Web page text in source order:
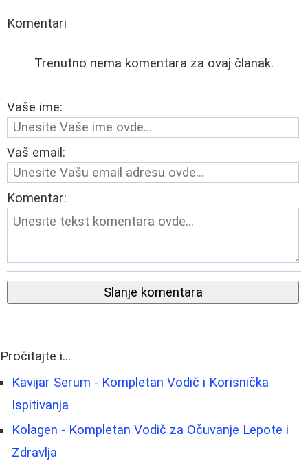
Komentari
Trenutno nema komentara za ovaj članak.
Vaše ime:
Vaš email:
Komentar:
Slanje komentara
Pročitajte i...
Kavijar Serum - Kompletan Vodič i Korisnička
Ispitivanja
Kolagen - Kompletan Vodič za Očuvanje Lepote i
Zdravlja